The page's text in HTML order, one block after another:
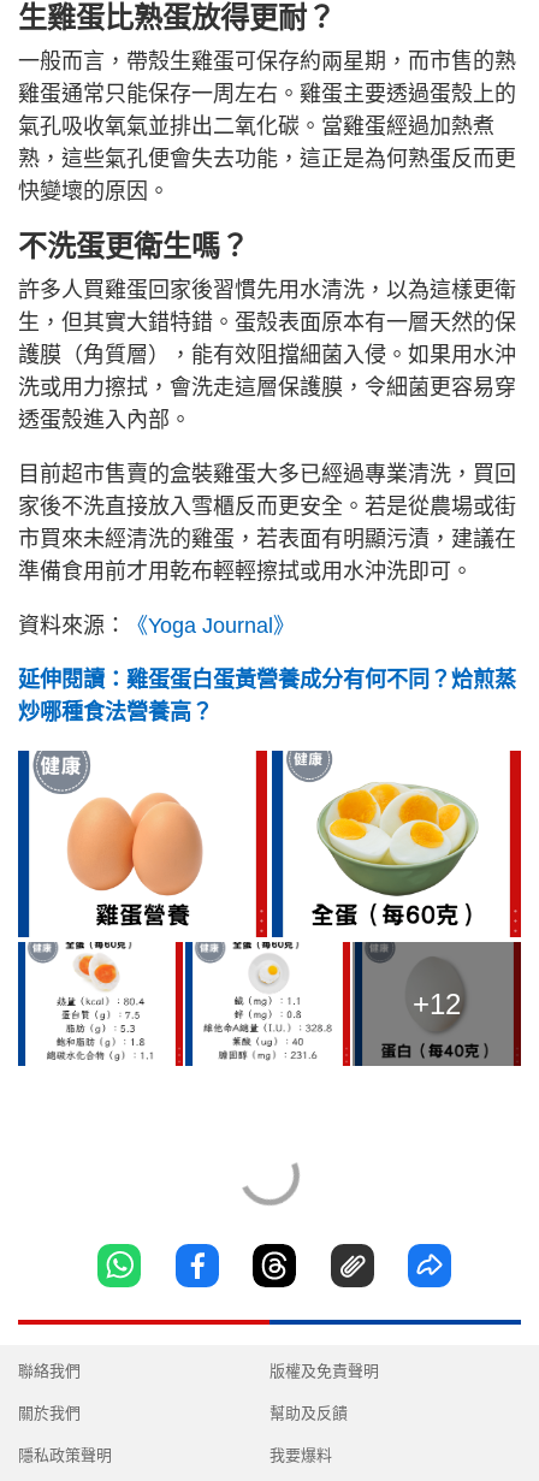
生雞蛋比熟蛋放得更耐？
一般而言，帶殼生雞蛋可保存約兩星期，而市售的熟
雞蛋通常只能保存一周左右。雞蛋主要透過蛋殼上的
氣孔吸收氧氣並排出二氧化碳。當雞蛋經過加熱煮
熟，這些氣孔便會失去功能，這正是為何熟蛋反而更
快變壞的原因。
不洗蛋更衛生嗎？
許多人買雞蛋回家後習慣先用水清洗，以為這樣更衛
生，但其實大錯特錯。蛋殼表面原本有一層天然的保
護膜（角質層），能有效阻擋細菌入侵。如果用水沖
洗或用力擦拭，會洗走這層保護膜，令細菌更容易穿
透蛋殼進入內部。
目前超市售賣的盒裝雞蛋大多已經過專業清洗，買回
家後不洗直接放入雪櫃反而更安全。若是從農場或街
市買來未經清洗的雞蛋，若表面有明顯污漬，建議在
準備食用前才用乾布輕輕擦拭或用水沖洗即可。
資料來源： 《Yoga Journal》
延伸閱讀：雞蛋蛋白蛋黃營養成分有何不同？烚煎蒸
炒哪種食法營養高？
+12
聯絡我們
關於我們
隱私政策聲明
版權及免責聲明
幫助及反饋
我要爆料